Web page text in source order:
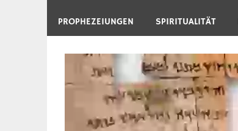
PROPHEZEIUNGEN SPIRITUALITÄT